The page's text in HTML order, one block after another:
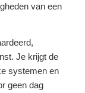
van een
Je krijgt de
systemen en
geen dag